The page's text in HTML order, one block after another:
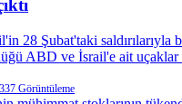
28 Şubat'taki saldırılarıyla
ABD ve İsrail'e ait uçaklar
Görüntüleme